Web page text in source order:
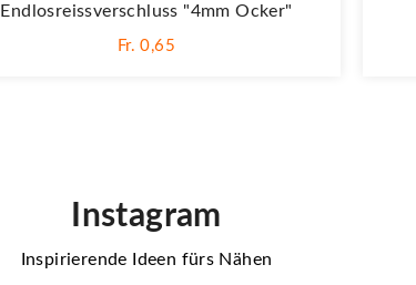
Endlosreissverschluss "4mm Ocker"
Fr. 0,65
Instagram
Inspirierende Ideen fürs Nähen